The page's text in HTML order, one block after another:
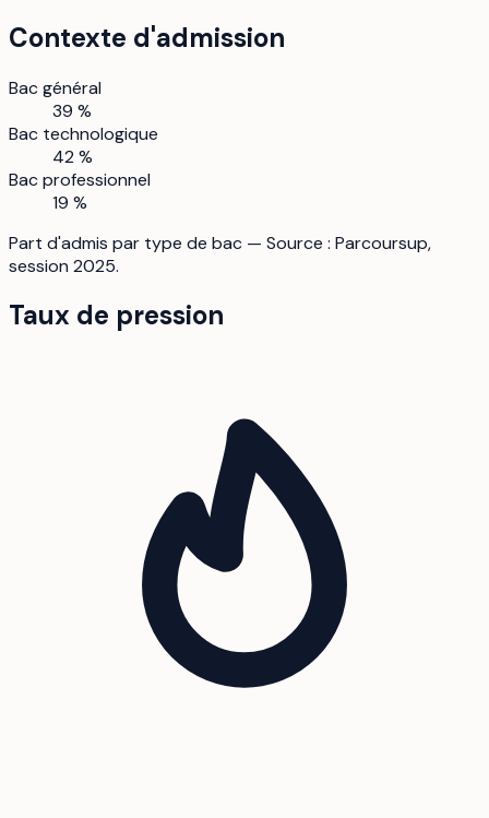
Contexte d'admission
Bac général
39 %
Bac technologique
42 %
Bac professionnel
19 %
Part d'admis par type de bac — Source : Parcoursup,
session 2025.
Taux de pression